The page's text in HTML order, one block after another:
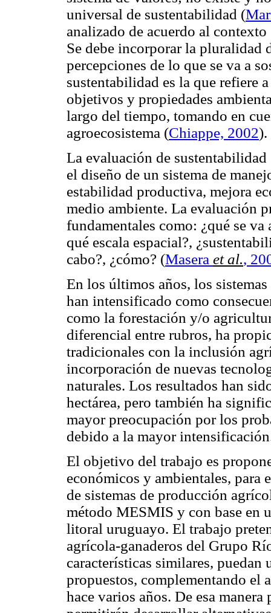
universal de sustentabilidad (
analizado de acuerdo al
Se debe incorporar la pluralidad
percepciones de lo que se va a
sustentabilidad es la que refiere
objetivos y propiedades
largo del tiempo, tomando en
agroecosistema (Chiappe, 2002).
La evaluación de
el diseño de un sistema de
estabilidad productiva, mejora
medio ambiente. La evaluación
fundamentales como: ¿qué se va
qué escala espacial?,
cabo?, ¿cómo? (Masera et al.,
En los últimos años, los
han intensificado como
como la forestación y/o
diferencial entre rubros, ha
tradicionales con la inclusión
incorporación de nuevas
naturales. Los resultados han
hectárea, pero también ha
mayor preocupación por los
debido a la mayor
El objetivo del trabajo es
económicos y ambientales,
de sistemas de producción
método MESMIS y con base en
litoral uruguayo. El trabajo
agrícola-ganaderos del Grupo
características similares,
propuestos, complementando el
hace varios años. De esa